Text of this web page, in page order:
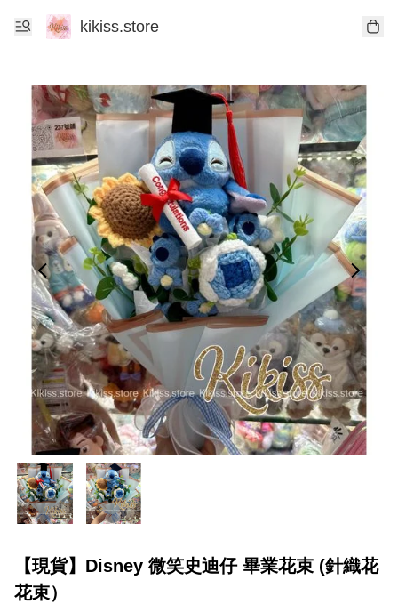
kikiss.store
【現貨】Disney 微笑史迪仔 畢業花束 (針織花
花束）